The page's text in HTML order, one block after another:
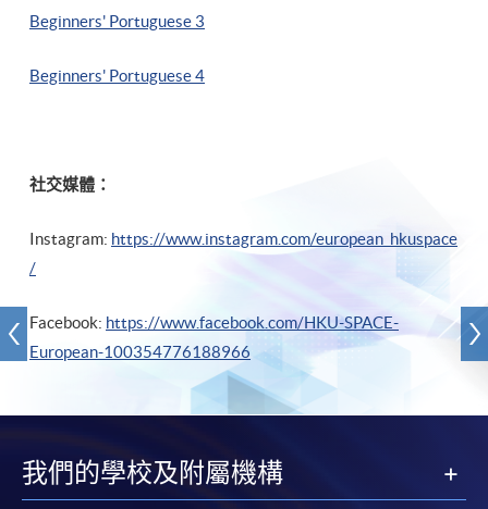
Beginners' Portuguese 3
Beginners' Portuguese 4
社交媒體：
Instagram: https://www.instagram.com/european_hkuspace
/
Facebook: https://www.facebook.com/HKU-SPACE-
European-100354776188966
我們的學校及附屬機構